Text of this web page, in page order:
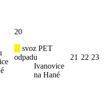
20
svoz PET
odpadu
Ivanovice
na Hané
21 22 23